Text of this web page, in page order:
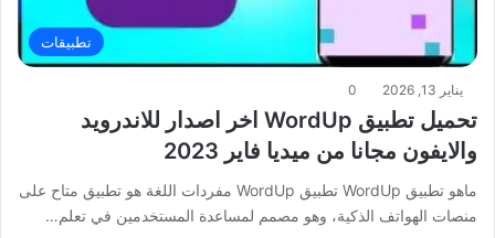
تطبيقات
يناير 13, 2026 0
تحميل تطبيق WordUp اخر اصدار للاندرويد
والايفون مجانا من ميديا فاير 2023
ماهو تطبيق WordUp تطبيق WordUp مفردات اللغة هو تطبيق متاح على
منصات الهواتف الذكية، وهو مصمم لمساعدة المستخدمين في تعلم…